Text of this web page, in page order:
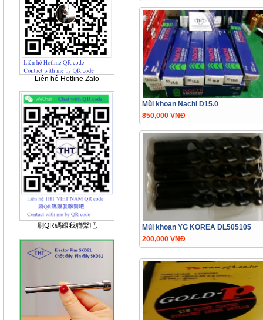
Liên hệ Hotline Zalo
刷QR碼跟我聯繫吧
Mũi khoan Nachi D15.0
850,000 VNĐ
Mũi khoan YG KOREA DL505105
200,000 VNĐ